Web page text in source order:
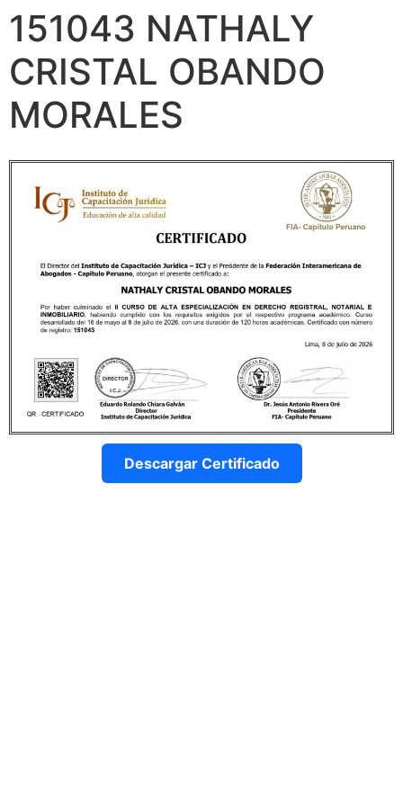
151043 NATHALY
CRISTAL OBANDO
MORALES
Descargar Certificado